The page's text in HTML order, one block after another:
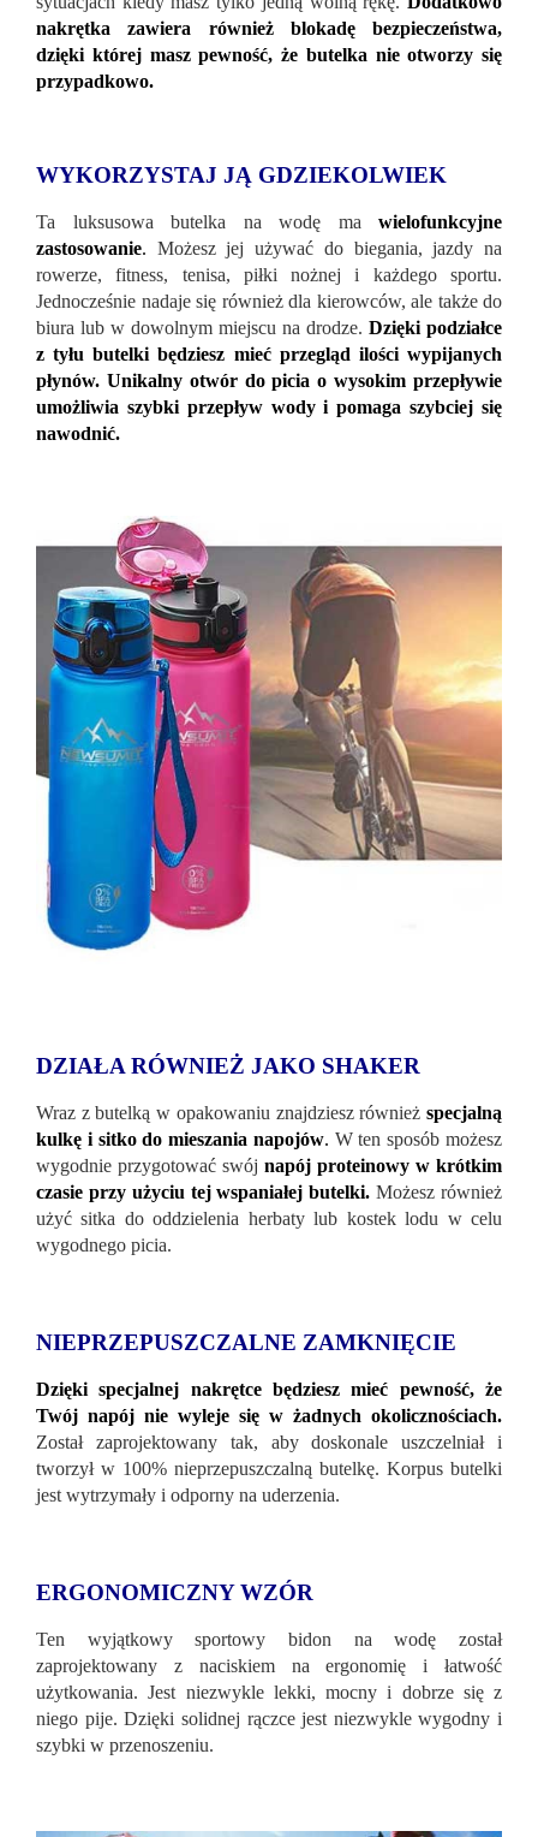
nakrętka zawiera również blokadę bezpieczeństwa,
dzięki której masz pewność, że butelka nie otworzy się
przypadkowo.
WYKORZYSTAJ JĄ GDZIEKOLWIEK
Ta luksusowa butelka na wodę ma wielofunkcyjne
zastosowanie. Możesz jej używać do biegania, jazdy na
rowerze, fitness, tenisa, piłki nożnej i każdego sportu.
Jednocześnie nadaje się również dla kierowców, ale także do
biura lub w dowolnym miejscu na drodze. Dzięki podziałce
z tyłu butelki będziesz mieć przegląd ilości wypijanych
płynów. Unikalny otwór do picia o wysokim przepływie
umożliwia szybki przepływ wody i pomaga szybciej się
nawodnić.
DZIAŁA RÓWNIEŻ JAKO SHAKER
Wraz z butelką w opakowaniu znajdziesz również specjalną
kulkę i sitko do mieszania napojów. W ten sposób możesz
wygodnie przygotować swój napój proteinowy w krótkim
czasie przy użyciu tej wspaniałej butelki.Możesz również
użyć sitka do oddzielenia herbaty lub kostek lodu w celu
wygodnego picia.
NIEPRZEPUSZCZALNE ZAMKNIĘCIE
Dzięki specjalnej nakrętce będziesz mieć pewność, że
Twój napój nie wyleje się w żadnych okolicznościach.
Został zaprojektowany tak, aby doskonale uszczelniał i
tworzył w 100% nieprzepuszczalną butelkę. Korpus butelki
jest wytrzymały i odporny na uderzenia.
ERGONOMICZNY WZÓR
Ten wyjątkowy sportowy bidon na wodę został
zaprojektowany z naciskiem na ergonomię i łatwość
użytkowania. Jest niezwykle lekki, mocny i dobrze się z
niego pije. Dzięki solidnej rączce jest niezwykle wygodny i
szybki w przenoszeniu.